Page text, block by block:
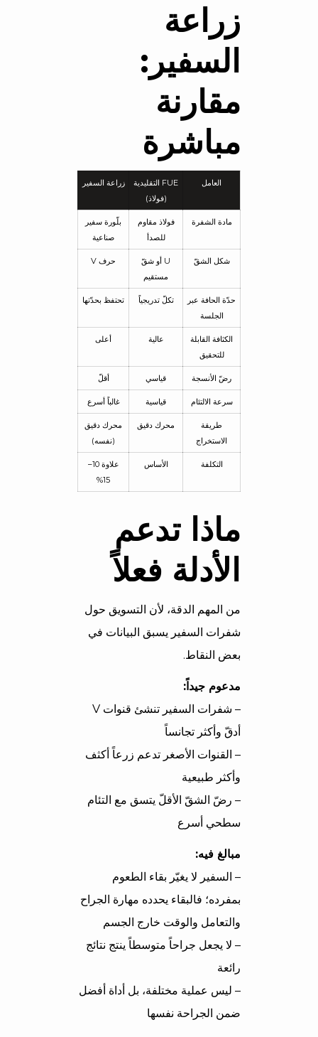
زراعة
السفير:
مقارنة
مباشرة
العامل
FUE التقليدية
(فولاذ)
زراعة السفير
مادة الشفرة
فولاذ مقاوم
للصدأ
بلّورة سفير
صناعية
شكل الشقّ
U أو شقّ
مستقيم
حرف V
حدّة الحافة عبر
الجلسة
تكلّ تدريجياً تحتفظ بحدّتها
الكثافة القابلة
للتحقيق
عالية أعلى
رضّ الأنسجة قياسي أقلّ
سرعة الالتئام قياسية غالباً أسرع
طريقة
الاستخراج
محرك دقيق
محرك دقيق
(نفسه)
التكلفة الأساس
علاوة 10–
15%
ماذا تدعم
الأدلة فعلاً
من المهم الدقة، لأن التسويق حول
شفرات السفير يسبق البيانات في
بعض النقاط.
مدعوم جيداً:
– شفرات السفير تنشئ قنوات V
أدقّ وأكثر تجانساً
– القنوات الأصغر تدعم زرعاً أكثف
وأكثر طبيعية
– رضّ الشقّ الأقلّ يتسق مع التئام
سطحي أسرع
مبالغ فيه:
– السفير لا يغيّر بقاء الطعوم
بمفرده؛ فالبقاء يحدده مهارة الجراح
والتعامل والوقت خارج الجسم
– لا يجعل جراحاً متوسطاً ينتج نتائج
رائعة
– ليس عملية مختلفة، بل أداة أفضل
ضمن الجراحة نفسها